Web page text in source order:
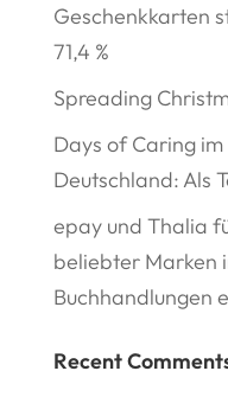
Geschenkkarten
71,4 %
Spreading
Days of Caring
Deutschland: Als
epay und Thalia
beliebter Marken
Buchhandlungen
Recent